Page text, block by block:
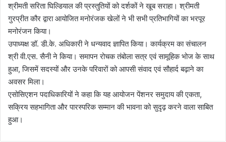
श्रीमती सरिता घिल्डियाल की प्रस्तुतियों को दर्शकों ने खूब सराहा। श्रीमती
गुरप्रीत कौर द्वारा आयोजित मनोरंजक खेलों ने भी सभी प्रतिभागियों का भरपूर
मनोरंजन किया।
उपाध्यक्ष डॉ. डी.के. अधिकारी ने धन्यवाद ज्ञापित किया। कार्यक्रम का संचालन
श्री वी.एस. सैनी ने किया। समापन रोचक तंबोला सत्र एवं सामूहिक भोज के साथ
हुआ, जिसमें सदस्यों और उनके परिवारों को आपसी संवाद एवं सौहार्द बढ़ाने का
अवसर मिला।
एसोसिएशन पदाधिकारियों ने कहा कि यह आयोजन पेंशनर समुदाय की एकता,
सक्रिय सहभागिता और पारस्परिक सम्मान की भावना को सुदृढ़ करने वाला साबित
हुआ।